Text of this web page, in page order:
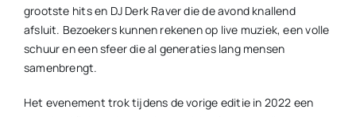
grootste hits en DJ Derk Raver die de avond knallend
afsluit. Bezoekers kunnen rekenen op live muziek, een volle
schuur en een sfeer die al generaties lang mensen
samenbrengt.
Het evenement trok tijdens de vorige editie in 2022 een